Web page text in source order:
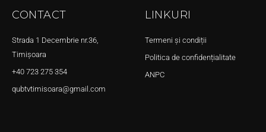
CONTACT
Strada 1 Decembrie nr.36,
Timișoara
+40 723 275 354
qubtvtimisoara@gmail.com
LINKURI
Termeni și condiții
Politica de confidențialitate
ANPC